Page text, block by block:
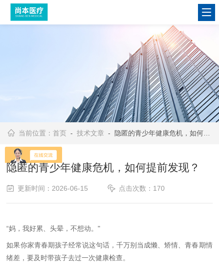
当前位置：首页 -技术文章 - 隐匿的青少年健康危机，如何提前发现？
隐匿的青少年健康危机，如何提前发现？
更新时间：2026-06-15 点击次数：170
“妈，我好累、头晕，不想动。"
如果你家青春期孩子经常说这句话，千万别当成懒、矫情、青春期情
绪差，要及时带孩子去过一次健康检查。